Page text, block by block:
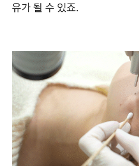
유가 될 수 있죠.